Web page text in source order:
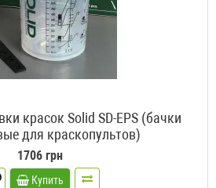
красок Solid SD-EPS (бачки
для краскопультов)
1706 грн
Купить